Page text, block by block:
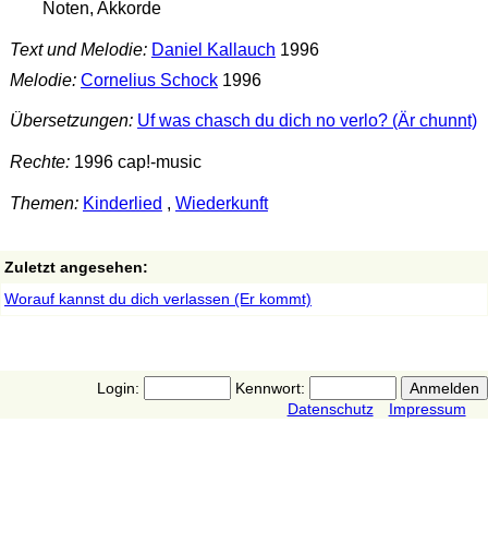
Noten, Akkorde
Text und Melodie: Daniel Kallauch 1996
Melodie: Cornelius Schock1996
Übersetzungen: Uf was chasch du dich no verlo? (Är chunnt)
Rechte:1996 cap!-music
Themen: Kinderlied , Wiederkunft
Zuletzt angesehen:
Worauf kannst du dich verlassen (Er kommt)
Login:
Kennwort:
Datenschutz
Impressum